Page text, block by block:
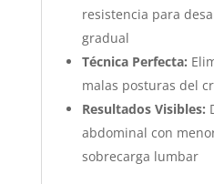
resistencia para
gradual
Técnica Perfecta:
malas posturas del
Resultados Visibles:
abdominal con
sobrecarga lumbar